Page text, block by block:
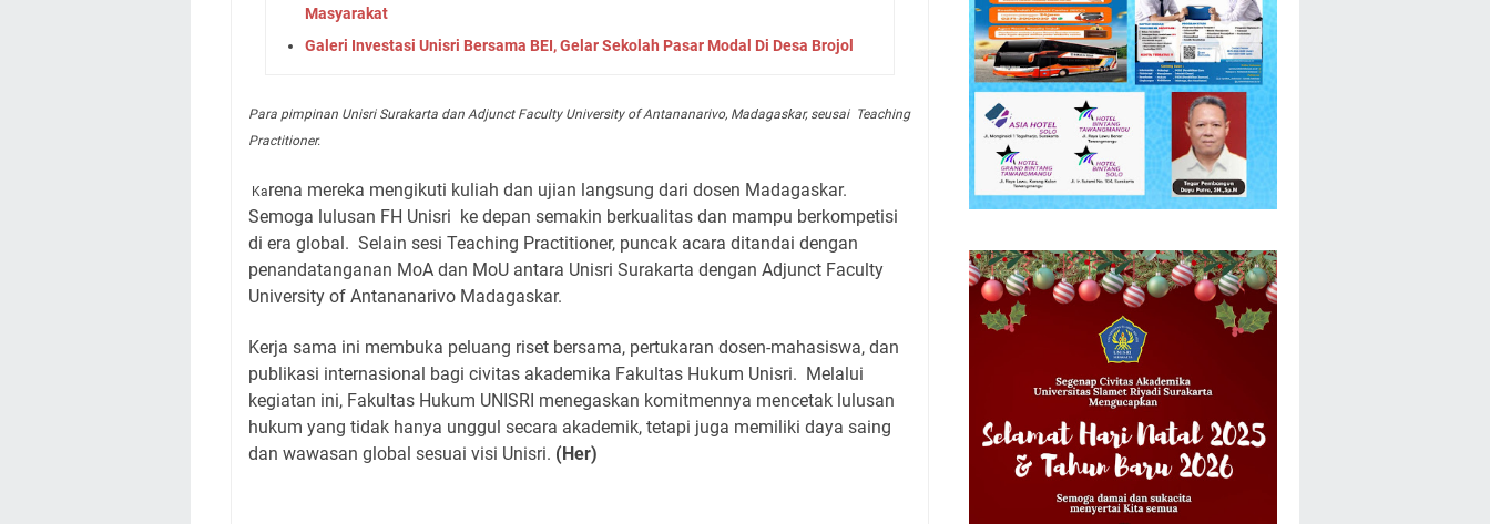
Masyarakat
Galeri Investasi Unisri Bersama BEI, Gelar Sekolah Pasar Modal Di Desa Brojol
Para pimpinan Unisri Surakarta dan Adjunct Faculty University of Antananarivo, Madagaskar, seusai Teaching
Practitioner.
Karena mereka mengikuti kuliah dan ujian langsung dari dosen Madagaskar.
Semoga lulusan FH Unisri ke depan semakin berkualitas dan mampu berkompetisi
di era global. Selain sesi Teaching Practitioner, puncak acara ditandai dengan
penandatanganan MoA dan MoU antara Unisri Surakarta dengan Adjunct Faculty
University of Antananarivo Madagaskar.
Kerja sama ini membuka peluang riset bersama, pertukaran dosen-mahasiswa, dan
publikasi internasional bagi civitas akademika Fakultas Hukum Unisri. Melalui
kegiatan ini, Fakultas Hukum UNISRI menegaskan komitmennya mencetak lulusan
hukum yang tidak hanya unggul secara akademik, tetapi juga memiliki daya saing
dan wawasan global sesuai visi Unisri. (Her)